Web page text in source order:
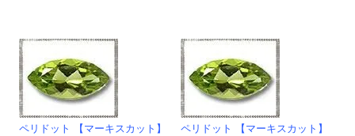
ペリドット 【マーキスカット】
ペリドット 【マーキスカット】